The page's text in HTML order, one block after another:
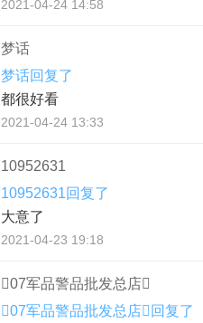
2021-04-24 14:58
梦话
梦话回复了
都很好看
2021-04-24 13:33
10952631
10952631回复了
大意了
2021-04-23 19:18
07军品警品批发总店
07军品警品批发总店回复了